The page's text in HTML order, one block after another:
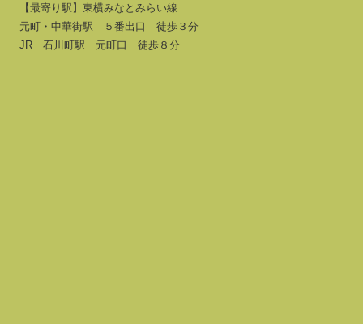
【最寄り駅】東横みなとみらい線
元町・中華街駅 ５番出口 徒歩３分
JR 石川町駅 元町口 徒歩８分